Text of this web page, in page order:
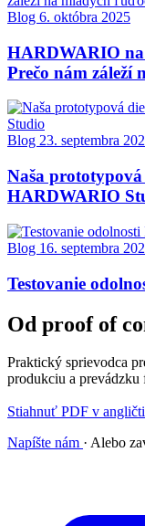
Blog 6. októbra 2025
HARDWARIO na
Prečo nám záleží
Blog 23. septembra
Naša
HARDWARIO
Blog 16. septembra
Testovanie
Od proof of
Praktický sprievodca
produkciu a prevádzku
Stiahnuť PDF v
Napíšte nám · Alebo